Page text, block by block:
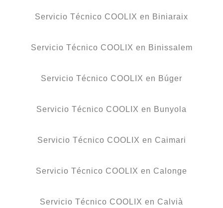
Servicio Técnico COOLIX en Biniaraix
Servicio Técnico COOLIX en Binissalem
Servicio Técnico COOLIX en Búger
Servicio Técnico COOLIX en Bunyola
Servicio Técnico COOLIX en Caimari
Servicio Técnico COOLIX en Calonge
Servicio Técnico COOLIX en Calvià